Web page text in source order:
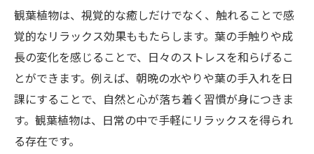
観葉植物は、視覚的な癒しだけでなく、触れることで感
覚的なリラックス効果ももたらします。葉の手触りや成
長の変化を感じることで、日々のストレスを和らげるこ
とができます。例えば、朝晩の水やりや葉の手入れを日
課にすることで、自然と心が落ち着く習慣が身につきま
す。観葉植物は、日常の中で手軽にリラックスを得られ
る存在です。